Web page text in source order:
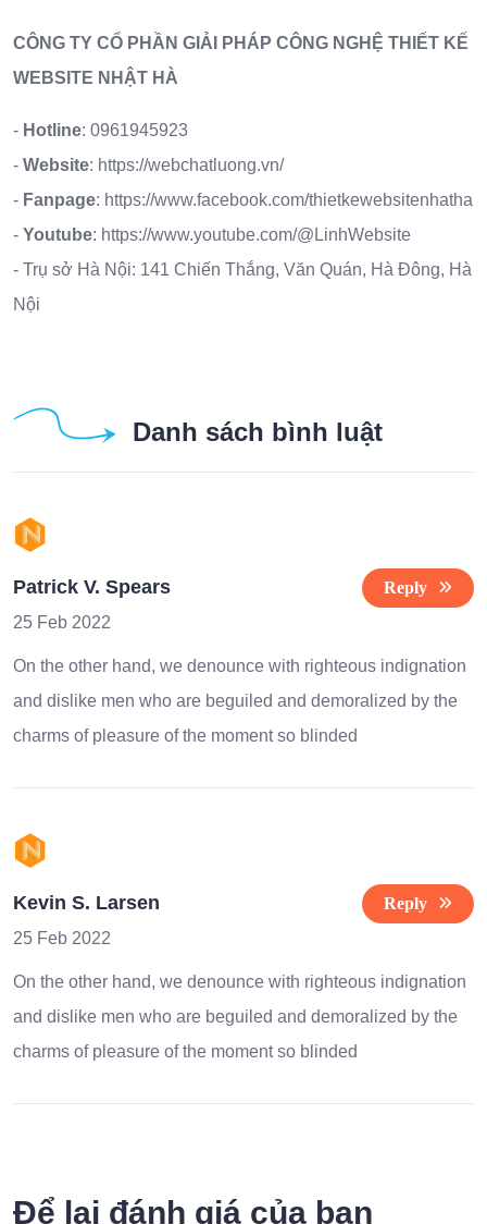
CÔNG TY CỔ PHẦN GIẢI PHÁP CÔNG NGHỆ THIẾT KẾ
WEBSITE NHẬT HÀ
- Hotline: 0961945923
- Website: https://webchatluong.vn/
- Fanpage: https://www.facebook.com/thietkewebsitenhatha
- Youtube: https://www.youtube.com/@LinhWebsite
- Trụ sở Hà Nội: 141 Chiến Thắng, Văn Quán, Hà Đông, Hà
Nội
Danh sách bình luật
Patrick V. Spears
Reply
25 Feb 2022
On the other hand, we denounce with righteous indignation
and dislike men who are beguiled and demoralized by the
charms of pleasure of the moment so blinded
Kevin S. Larsen
Reply
25 Feb 2022
On the other hand, we denounce with righteous indignation
and dislike men who are beguiled and demoralized by the
charms of pleasure of the moment so blinded
Để lại đánh giá của bạn